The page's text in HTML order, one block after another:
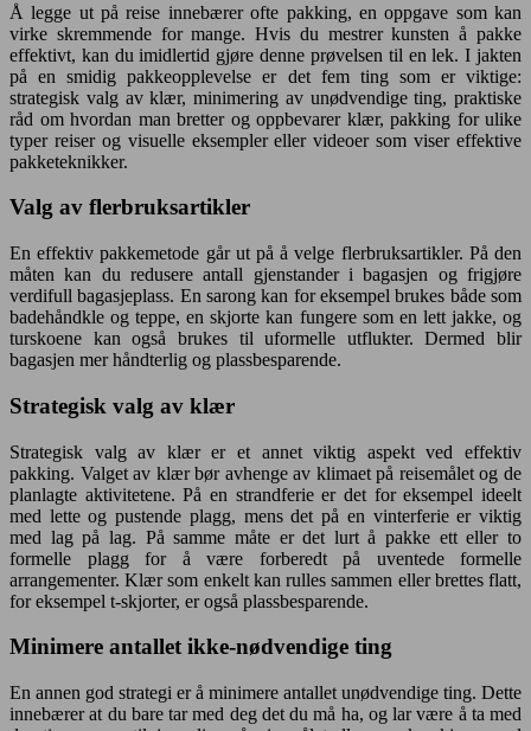
Å legge ut på reise innebærer ofte pakking, en oppgave som kan
virke skremmende for mange. Hvis du mestrer kunsten å pakke
effektivt, kan du imidlertid gjøre denne prøvelsen til en lek. I jakten
på en smidig pakkeopplevelse er det fem ting som er viktige:
strategisk valg av klær, minimering av unødvendige ting, praktiske
råd om hvordan man bretter og oppbevarer klær, pakking for ulike
typer reiser og visuelle eksempler eller videoer som viser effektive
pakketeknikker.
Valg av flerbruksartikler
En effektiv pakkemetode går ut på å velge flerbruksartikler. På den
måten kan du redusere antall gjenstander i bagasjen og frigjøre
verdifull bagasjeplass. En sarong kan for eksempel brukes både som
badehåndkle og teppe, en skjorte kan fungere som en lett jakke, og
turskoene kan også brukes til uformelle utflukter. Dermed blir
bagasjen mer håndterlig og plassbesparende.
Strategisk valg av klær
Strategisk valg av klær er et annet viktig aspekt ved effektiv
pakking. Valget av klær bør avhenge av klimaet på reisemålet og de
planlagte aktivitetene. På en strandferie er det for eksempel ideelt
med lette og pustende plagg, mens det på en vinterferie er viktig
med lag på lag. På samme måte er det lurt å pakke ett eller to
formelle plagg for å være forberedt på uventede formelle
arrangementer. Klær som enkelt kan rulles sammen eller brettes flatt,
for eksempel t-skjorter, er også plassbesparende.
Minimere antallet ikke-nødvendige ting
En annen god strategi er å minimere antallet unødvendige ting. Dette
innebærer at du bare tar med deg det du må ha, og lar være å ta med